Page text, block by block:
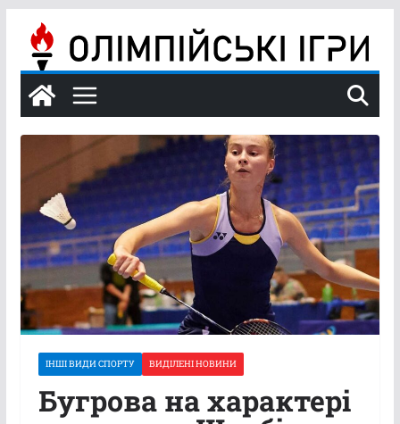
вмісту
ІНШІ ВИДИ СПОРТУ ВИДІЛЕНІ НОВИНИ
Бугрова на характері